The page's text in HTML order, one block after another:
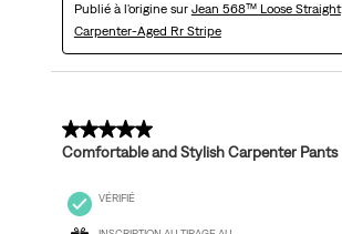
Publié à l'origine sur Jean 568™ Loose Straight
Carpenter-Aged Rr Stripe
5 sur 5 étoiles.
Comfortable and Stylish Carpenter Pants
VÉRIFIÉ